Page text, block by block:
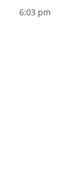
6:03 pm